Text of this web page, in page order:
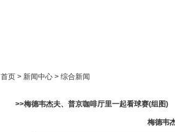
首页 > 新闻中心 > 综合新闻
>>梅德韦杰夫、普京咖啡厅里一起看球赛(组图)
梅德韦